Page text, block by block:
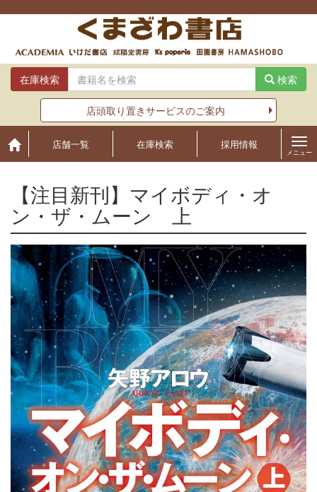
在庫検索 検索
店頭取り置きサービスのご案内
店舗一覧 在庫検索 採用情報
メニュー
【注目新刊】マイボディ・オ
ン・ザ・ムーン 上